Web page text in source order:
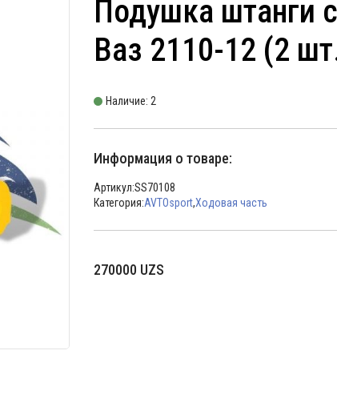
Подушка штанги
Ваз 2110-12 (2
Наличие: 2
Информация о товаре:
Артикул:SS70108
Категория:AVTOsport,Ходовая часть
270000 UZS